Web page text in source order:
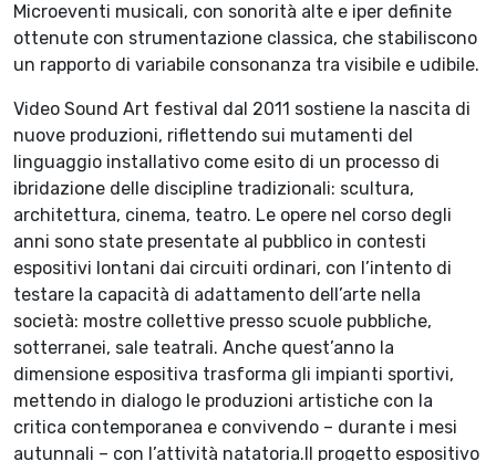
Microeventi musicali, con sonorità alte e iper definite
ottenute con strumentazione classica, che stabiliscono
un rapporto di variabile consonanza tra visibile e udibile.
Video Sound Art festival dal 2011 sostiene la nascita di
nuove produzioni, riflettendo sui mutamenti del
linguaggio installativo come esito di un processo di
ibridazione delle discipline tradizionali: scultura,
architettura, cinema, teatro. Le opere nel corso degli
anni sono state presentate al pubblico in contesti
espositivi lontani dai circuiti ordinari, con l’intento di
testare la capacità di adattamento dell’arte nella
società: mostre collettive presso scuole pubbliche,
sotterranei, sale teatrali. Anche quest’anno la
dimensione espositiva trasforma gli impianti sportivi,
mettendo in dialogo le produzioni artistiche con la
critica contemporanea e convivendo – durante i mesi
autunnali – con l’attività natatoria.Il progetto espositivo